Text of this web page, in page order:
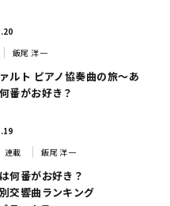
飯尾 洋一
ルト ピアノ協奏曲の旅～あ
番がお好き？
連載 飯尾 洋一
何番がお好き？
交響曲ランキング